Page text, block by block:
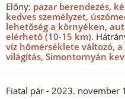
Előny: pazar berendezés,
kedves személyzet,
lehetőség a környéken,
elérhető (10-15 km).
víz hőmérséklete változó,
világítás, Simontornyán
Fiatal pár - 2023. november